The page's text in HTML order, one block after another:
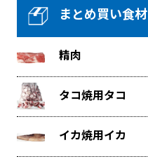
まとめ買い食材
精肉
タコ焼用タコ
イカ焼用イカ